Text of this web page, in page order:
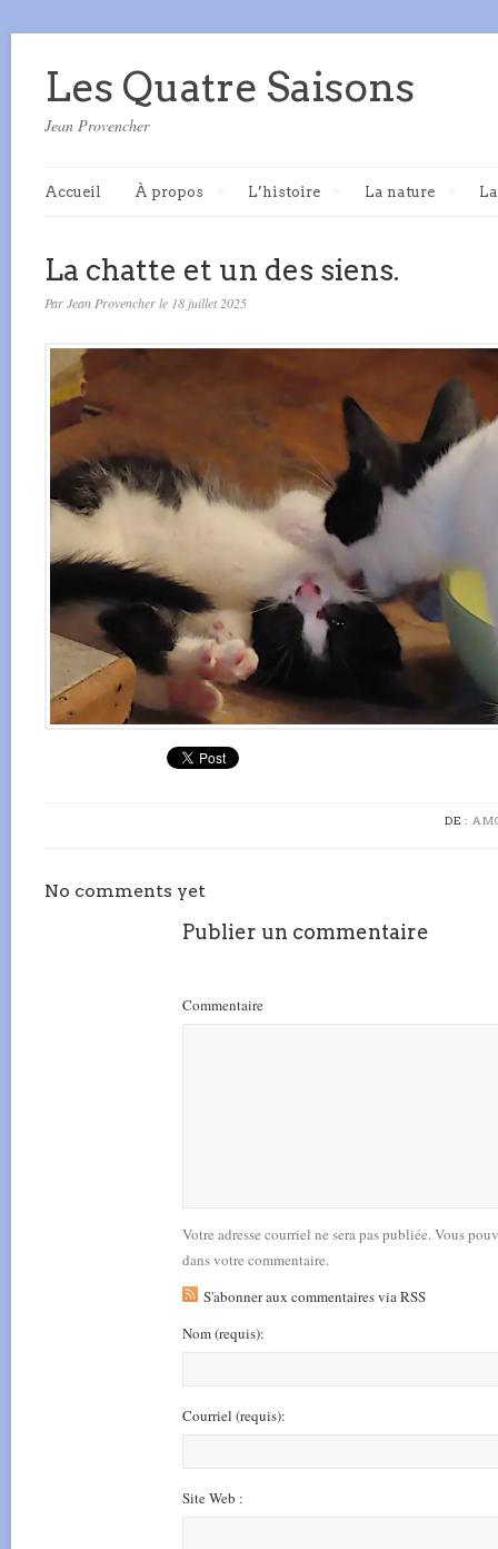
Les Quatre Saisons
Jean Provencher
Accueil À propos L’histoire La nature
La chatte et un des siens.
Par Jean Provencher le 18 juillet 2025
DE :
No comments yet
Publier un commentaire
Commentaire
Votre adresse courriel ne sera pas publiée. Vous
dans votre commentaire.
S'abonner aux commentaires via RSS
Nom(requis):
Courriel (requis):
Site Web :